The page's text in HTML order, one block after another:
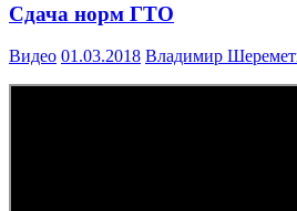
Сдача норм ГТО
Видео 01.03.2018 Владимир